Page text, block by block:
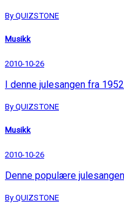
By QUIZSTONE
Musikk
2010-10-26
I denne julesangen fra
By QUIZSTONE
Musikk
2010-10-26
Denne populære
By QUIZSTONE